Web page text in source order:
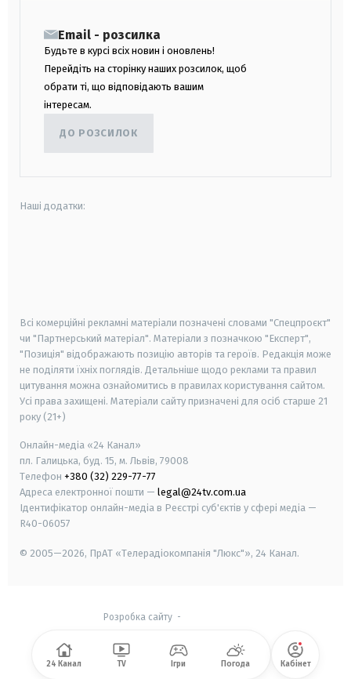
Email - розсилка
Будьте в курсі всіх новин і оновлень!
Перейдіть на сторінку наших розсилок, щоб
обрати ті, що відповідають вашим
інтересам.
ДО РОЗСИЛОК
Наші додатки:
Всі комерційні рекламні матеріали позначені словами "Спецпроєкт"
чи "Партнерський матеріал". Матеріали з позначкою "Експерт",
"Позиція" відображають позицію авторів та героїв. Редакція може
не поділяти їхніх поглядів. Детальніше щодо реклами та правил
цитування можна ознайомитись в правилах користування сайтом.
Усі права захищені. Матеріали сайту призначені для осіб старше 21
року (21+)
Онлайн-медіа «24 Канал»
пл. Галицька, буд. 15, м. Львів, 79008
Телефон +380 (32) 229-77-77
Адреса електронної пошти — legal@24tv.com.ua
Ідентифікатор онлайн-медіа в Реєстрі суб'єктів у сфері медіа —
R40-06057
© 2005—2026, ПрАТ «Телерадіокомпанія "Люкс"», 24 Канал.
Розробка сайту-
24 Канал TV Ігри Погода Кабінет